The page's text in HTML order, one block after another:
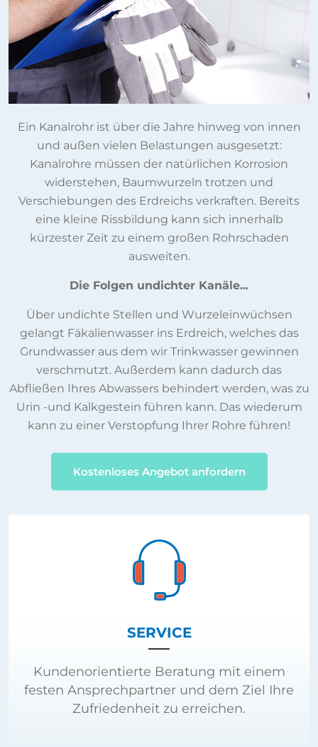
Ein Kanalrohr ist über die Jahre hinweg von innen
und außen vielen Belastungen ausgesetzt:
Kanalrohre müssen der natürlichen Korrosion
widerstehen, Baumwurzeln trotzen und
Verschiebungen des Erdreichs verkraften. Bereits
eine kleine Rissbildung kann sich innerhalb
kürzester Zeit zu einem großen Rohrschaden
ausweiten.
Die Folgen undichter Kanäle...
Über undichte Stellen und Wurzeleinwüchsen
gelangt Fäkalienwasser ins Erdreich, welches das
Grundwasser aus dem wir Trinkwasser gewinnen
verschmutzt. Außerdem kann dadurch das
Abfließen Ihres Abwassers behindert werden, was zu
Urin -und Kalkgestein führen kann. Das wiederum
kann zu einer Verstopfung Ihrer Rohre führen!
Kostenloses Angebot anfordern
SERVICE
Kundenorientierte Beratung mit einem
festen Ansprechpartner und dem Ziel Ihre
Zufriedenheit zu erreichen.